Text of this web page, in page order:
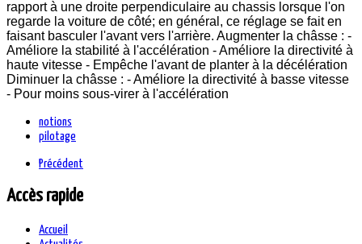
rapport à une droite perpendiculaire au chassis lorsque l'on
regarde la voiture de côté; en général, ce réglage se fait en
faisant basculer l'avant vers l'arrière. Augmenter la châsse : -
Améliore la stabilité à l'accélération - Améliore la directivité à
haute vitesse - Empêche l'avant de planter à la décélération
Diminuer la châsse : - Améliore la directivité à basse vitesse
- Pour moins sous-virer à l'accélération
notions
pilotage
Précédent
Accès rapide
Accueil